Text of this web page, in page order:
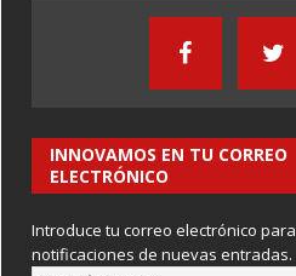
INNOVAMOS EN TU CORREO
ELECTRÓNICO
Introduce tu correo electrónico
notificaciones de nuevas entradas.